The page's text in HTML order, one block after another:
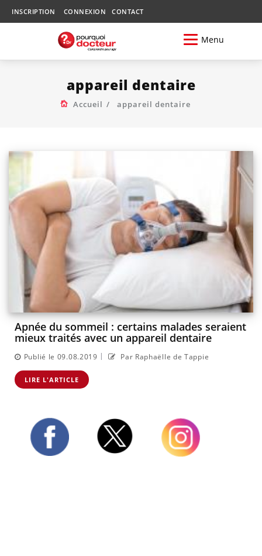
INSCRIPTION CONNEXION CONTACT
Menu
appareil dentaire
Accueil appareil dentaire
Apnée du sommeil : certains malades seraient
mieux traités avec un appareil dentaire
Publié le 09.08.2019 | Par Raphaëlle de Tappie
LIRE L'ARTICLE